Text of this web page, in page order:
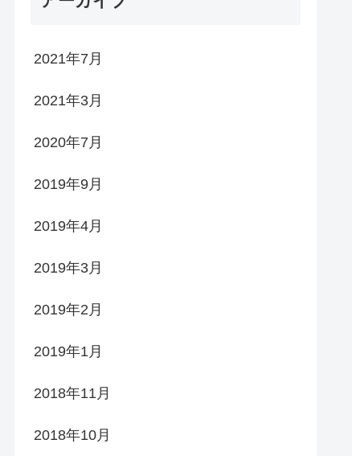
2021年7月
2021年3月
2020年7月
2019年9月
2019年4月
2019年3月
2019年2月
2019年1月
2018年11月
2018年10月